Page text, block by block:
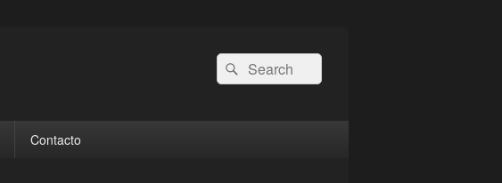
Buscar
por:
Buscar
Contacto